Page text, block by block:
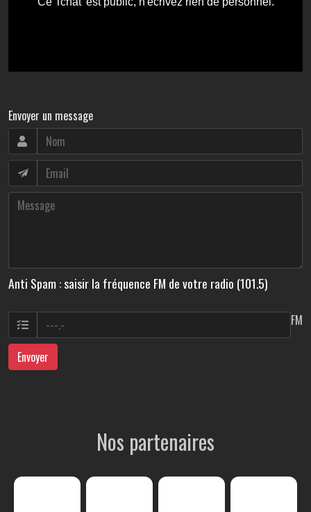
Envoyer un message
Anti Spam : saisir la fréquence FM de votre radio (101.5)
FM
Envoyer
Nos partenaires